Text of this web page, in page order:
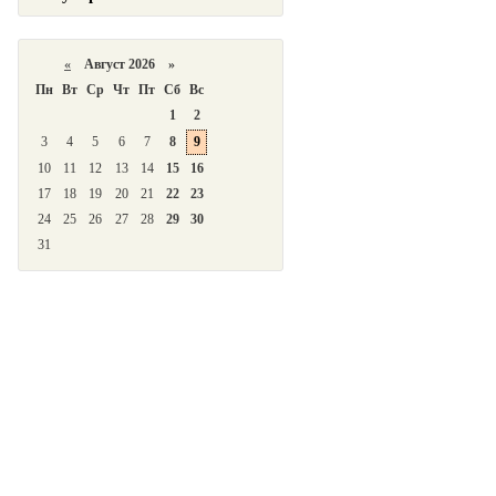
« Август 2026 »
Пн Вт Ср Чт Пт Сб Вс
1
2
3
4 5 6 7 8
9
10
11 12 13 14 15
16
17
18 19 20 21 22
23
24
25 26 27 28 29
30
31